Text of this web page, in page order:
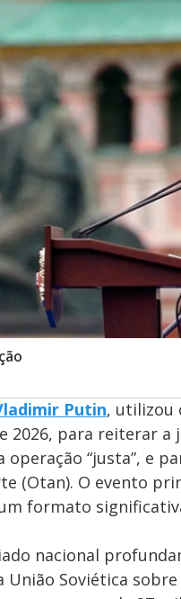
Putin, utilizou
2026, para reiterar
operação “justa”, e
(Otan). O evento
formato
nacional
Soviética